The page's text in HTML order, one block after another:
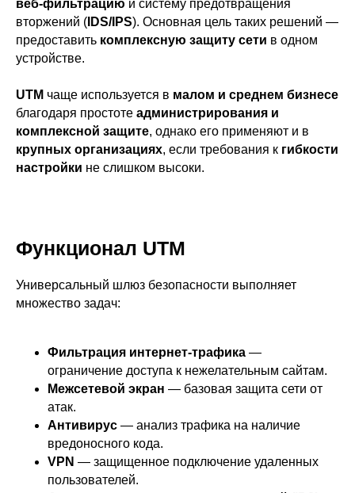
веб-фильтрацию и систему предотвращения
вторжений ( IDS/IPS). Основная цель таких решений —
предоставить комплексную защиту сети в одном
устройстве.
UTM чаще используется в малом и среднем бизнесе
благодаря простоте администрирования и
комплексной защите, однако его применяют и в
крупных организациях, если требования к гибкости
настройки не слишком высоки.
Функционал UTM
Универсальный шлюз безопасности выполняет
множество задач:
Фильтрация интернет-трафика —
ограничение доступа к нежелательным сайтам.
Межсетевой экран — базовая защита сети от
атак.
Антивирус — анализ трафика на наличие
вредоносного кода.
VPN — защищенное подключение удаленных
пользователей.